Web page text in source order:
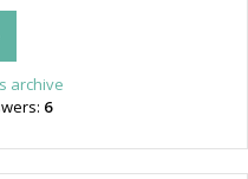
archive
6